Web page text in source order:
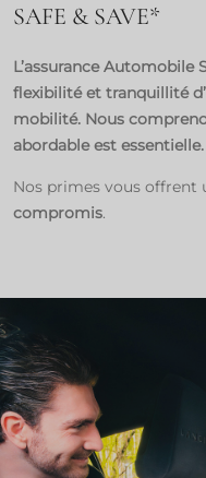
SAFE & SAVE*​
L’assurance
flexibilité et tranquillité
mobilité. Nous
abordable est essentielle.
Nos primes vous
compromis.​